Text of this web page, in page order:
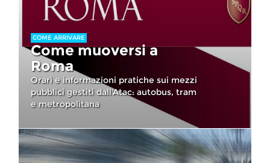
COME ARRIVARE
Come muoversi a
Roma
Orari e informazioni pratiche sui mezzi
pubblici gestiti dall'Atac: autobus, tram
e metropolitana